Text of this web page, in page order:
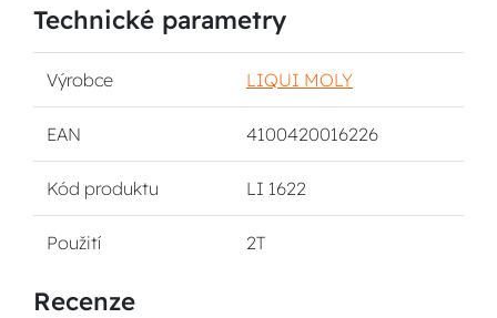
Technické parametry
Výrobce LIQUI MOLY
EAN 4100420016226
Kód produktu LI 1622
Použití 2T
Recenze